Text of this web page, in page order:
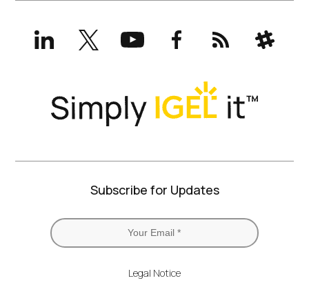
LinkedInX
(formerly
Twitter)
YouTubeFacebookRSS Slack
Subscribe for Updates
Legal Notice